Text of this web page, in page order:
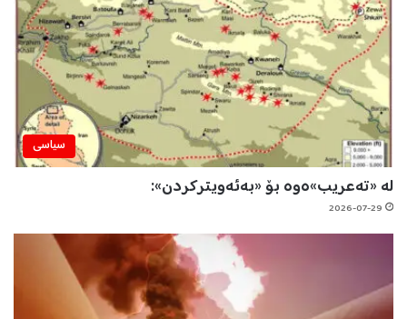
سیاسی
لە «تەعریب»ەوە بۆ «بەئەویترکردن»:
2026-07-29